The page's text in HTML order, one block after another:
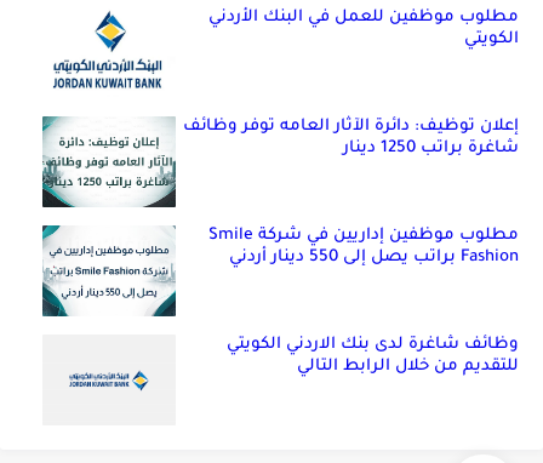
مطلوب موظفين للعمل في البنك الأردني
الكويتي
إعلان توظيف: دائرة الآثار العامه توفر وظائف
شاغرة براتب 1250 دينار
مطلوب موظفين إداريين في شركة Smile
Fashion براتب يصل إلى 550 دينار أردني
وظائف شاغرة لدى بنك الاردني الكويتي
للتقديم من خلال الرابط التالي